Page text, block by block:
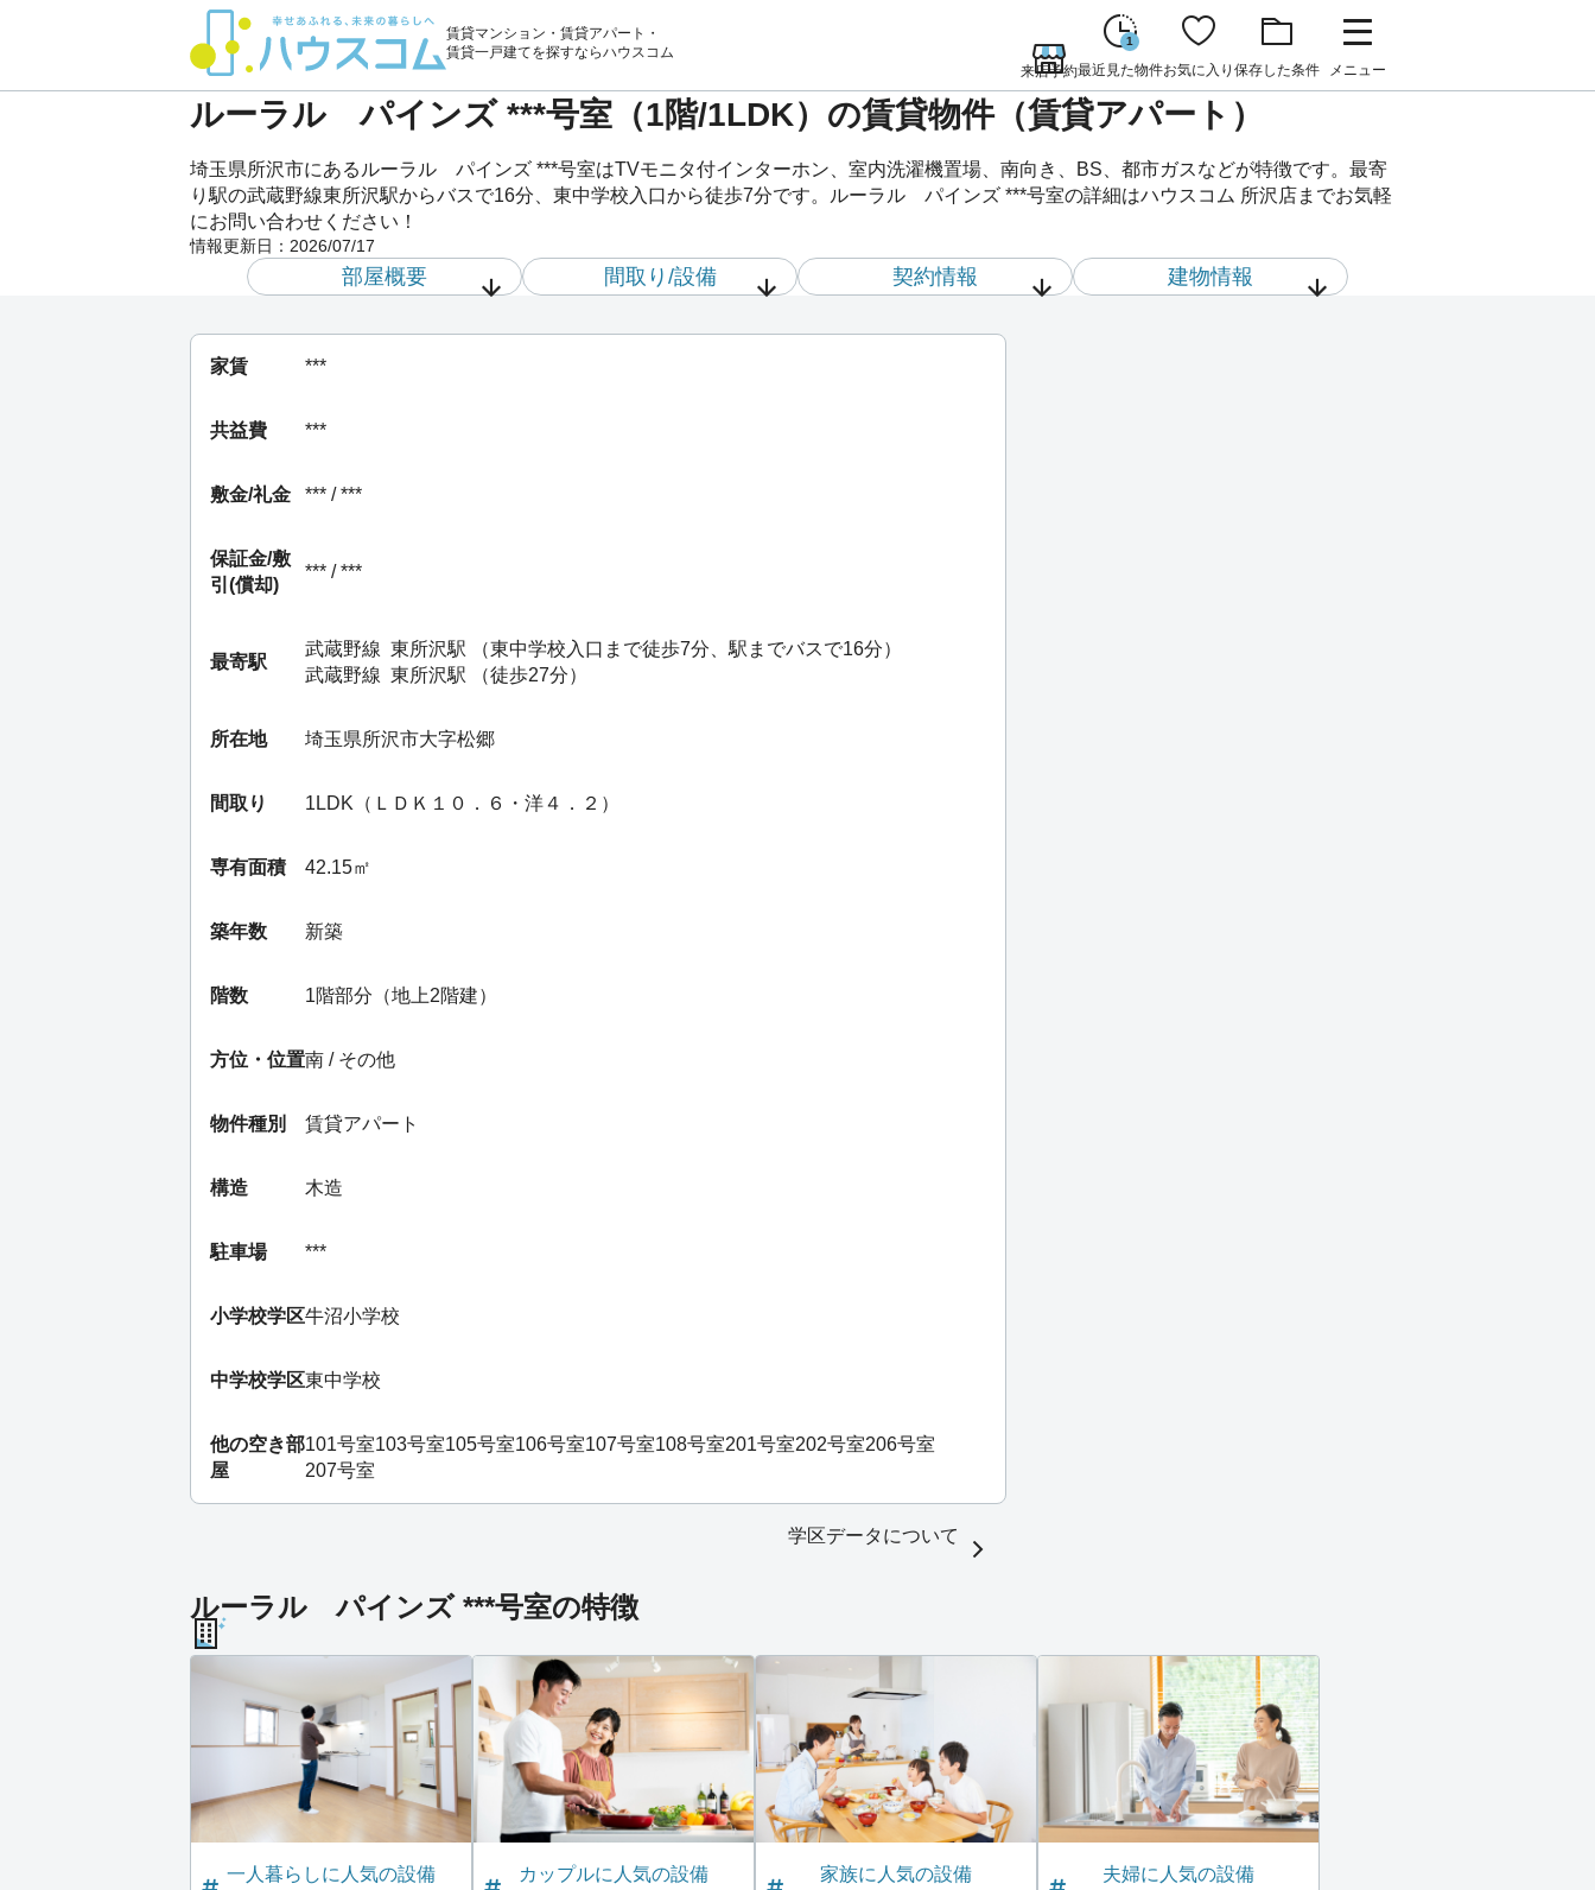
賃貸マンション・賃貸アパート・
賃貸一戸建てを探すならハウスコム
来店予約
1
最近見た物件お気に入り 保存した条件 メニュー
ルーラル パインズ ***号室（1階/1LDK）の賃貸物件（賃貸アパート）
埼玉県所沢市にあるルーラル パインズ ***号室はTVモニタ付インターホン、室内洗濯機置場、南向き、BS、都市ガスなどが特徴です。最寄
り駅の武蔵野線東所沢駅からバスで16分、東中学校入口から徒歩7分です。ルーラル パインズ ***号室の詳細はハウスコム 所沢店までお気軽
にお問い合わせください！
情報更新日： 2026/07/17
部屋概要 間取り/設備 契約情報 建物情報
家賃 ***
共益費 ***
敷金/礼金 *** / ***
保証金/敷
引(償却)
*** / ***
最寄駅
武蔵野線 東所沢駅 （東中学校入口まで徒歩7分、駅までバスで16分）
武蔵野線 東所沢駅 （徒歩27分）
所在地 埼玉県所沢市大字松郷
間取り 1LDK（ＬＤＫ１０．６・洋４．２）
専有面積 42.15㎡
築年数 新築
階数 1階部分（地上2階建）
方位・位置南 / その他
物件種別 賃貸アパート
構造 木造
駐車場 ***
小学校学区牛沼小学校
中学校学区東中学校
他の空き部
屋
101号室103号室105号室106号室107号室108号室201号室202号室206号室
207号室
学区データについて
ルーラル パインズ ***号室の特徴
一人暮らしに人気の設備 カップルに人気の設備 家族に人気の設備 夫婦に人気の設備